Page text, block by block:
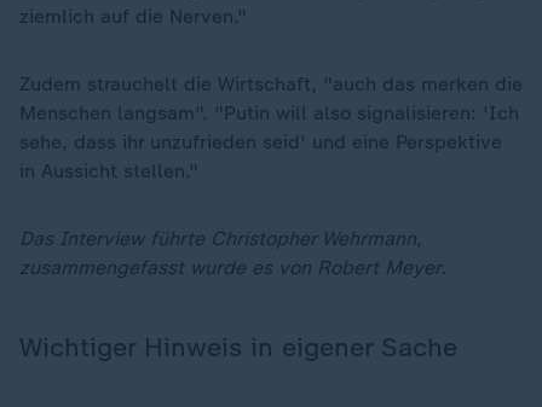
ziemlich auf die Nerven."
Zudem strauchelt die Wirtschaft, "auch das merken die
Menschen langsam". "Putin will also signalisieren: 'Ich
sehe, dass ihr unzufrieden seid' und eine Perspektive
in Aussicht stellen."
Das Interview führte Christopher Wehrmann,
zusammengefasst wurde es von Robert Meyer.
Wichtiger Hinweis in eigener Sache